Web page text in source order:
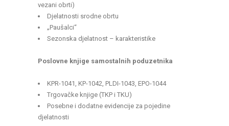
vezani obrti)
Djelatnosti srodne obrtu
„Paušalci“
Sezonska djelatnost – karakteristike
Poslovne knjige samostalnih poduzetnika
KPR-1041, KP-1042, PLDI-1043, EPO-1044
Trgovačke knjige (TKP i TKU)
Posebne i dodatne evidencije za pojedine
djelatnosti